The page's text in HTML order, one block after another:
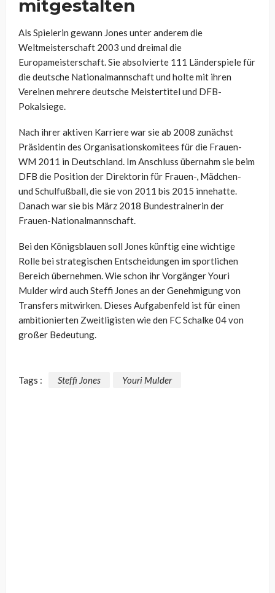
mitgestalten
Als Spielerin gewann Jones unter anderem die
Weltmeisterschaft 2003 und dreimal die
Europameisterschaft. Sie absolvierte 111 Länderspiele für
die deutsche Nationalmannschaft und holte mit ihren
Vereinen mehrere deutsche Meistertitel und DFB-
Pokalsiege.
Nach ihrer aktiven Karriere war sie ab 2008 zunächst
Präsidentin des Organisationskomitees für die Frauen-
WM 2011 in Deutschland. Im Anschluss übernahm sie beim
DFB die Position der Direktorin für Frauen-, Mädchen-
und Schulfußball, die sie von 2011 bis 2015 innehatte.
Danach war sie bis März 2018 Bundestrainerin der
Frauen-Nationalmannschaft.
Bei den Königsblauen soll Jones künftig eine wichtige
Rolle bei strategischen Entscheidungen im sportlichen
Bereich übernehmen. Wie schon ihr Vorgänger Youri
Mulder wird auch Steffi Jones an der Genehmigung von
Transfers mitwirken. Dieses Aufgabenfeld ist für einen
ambitionierten Zweitligisten wie den FC Schalke 04 von
großer Bedeutung.
Tags : Steffi Jones Youri Mulder